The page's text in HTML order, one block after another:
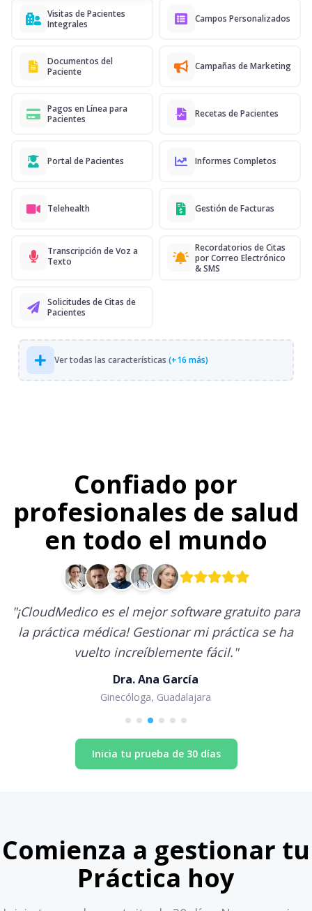
Visitas de Pacientes
Integrales
Campos Personalizados
Documentos del
Paciente
Campañas de Marketing
Pagos en Línea para
Pacientes
Recetas de Pacientes
Portal de Pacientes Informes Completos
Telehealth Gestión de Facturas
Transcripción de Voz a
Texto
Recordatorios de Citas
por Correo Electrónico
& SMS
Solicitudes de Citas de
Pacientes
Ver todas las características (+16 más)
Confiado por
profesionales de salud
en todo el mundo
"¡CloudMedico es el mejor software gratuito para
la práctica médica! Gestionar mi práctica se ha
vuelto increíblemente fácil."
Dra. Ana García
Ginecóloga, Guadalajara
Inicia tu prueba de 30 días
Comienza a gestionar tu
Práctica hoy